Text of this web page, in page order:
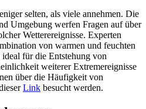
selten, als viele annehmen. Die
Umgebung werfen Fragen auf über
Wetterereignisse. Experten
von warmen und feuchten
für die Entstehung von
weiterer Extremereignisse
über die Häufigkeit von
Link besucht werden.